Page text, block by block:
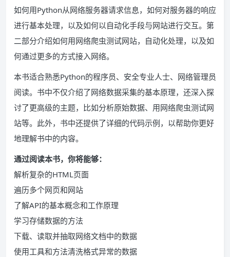
如何用Python从网络服务器请求信息，如何对服务器的响应
进行基本处理，以及如何以自动化手段与网站进行交互。第
二部分介绍如何用网络爬虫测试网站，自动化处理，以及如
何通过更多的方式接入网络。
本书适合熟悉Python的程序员、安全专业人士、网络管理员
阅读。书中不仅介绍了网络数据采集的基本原理，还深入探
讨了更高级的主题，比如分析原始数据、用网络爬虫测试网
站等。此外，书中还提供了详细的代码示例，以帮助你更好
地理解书中的内容。
通过阅读本书，你将能够：
解析复杂的HTML页面
遍历多个网页和网站
了解API的基本概念和工作原理
学习存储数据的方法
下载、读取并抽取网络文档中的数据
使用工具和方法清洗格式异常的数据